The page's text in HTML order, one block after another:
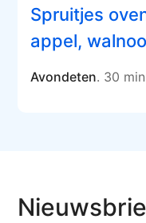
Spruitjes
appel,
Avondeten. 30